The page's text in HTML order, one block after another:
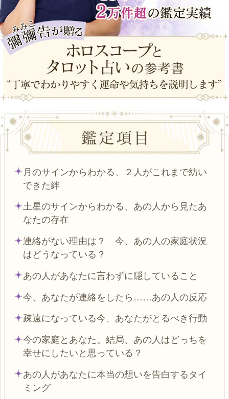
月のサインからわかる、２人がこれまで紡い
できた絆
土星のサインからわかる、あの人から見たあ
なたの存在
連絡がない理由は？ 今、あの人の家庭状況
はどうなっている？
あの人があなたに言わずに隠していること
今、あなたが連絡をしたら……あの人の反応
疎遠になっている今、あなたがとるべき行動
今の家庭とあなた。結局、あの人はどっちを
幸せにしたいと思っている？
あの人があなたに本当の想いを告白するタイ
ミング